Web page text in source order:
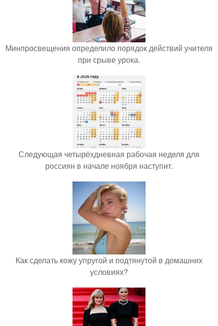
Минпросвещения определило порядок действий учителя
при срыве урока.
Следующая четырёхдневная рабочая неделя для
россиян в начале ноября наступит.
Как сделать кожу упругой и подтянутой в домашних
условиях?